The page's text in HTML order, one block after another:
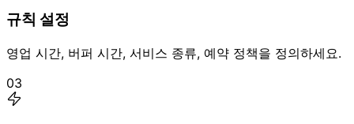
규칙 설정
영업 시간, 버퍼 시간, 서비스 종류, 예약 정책을 정의하세요.
03